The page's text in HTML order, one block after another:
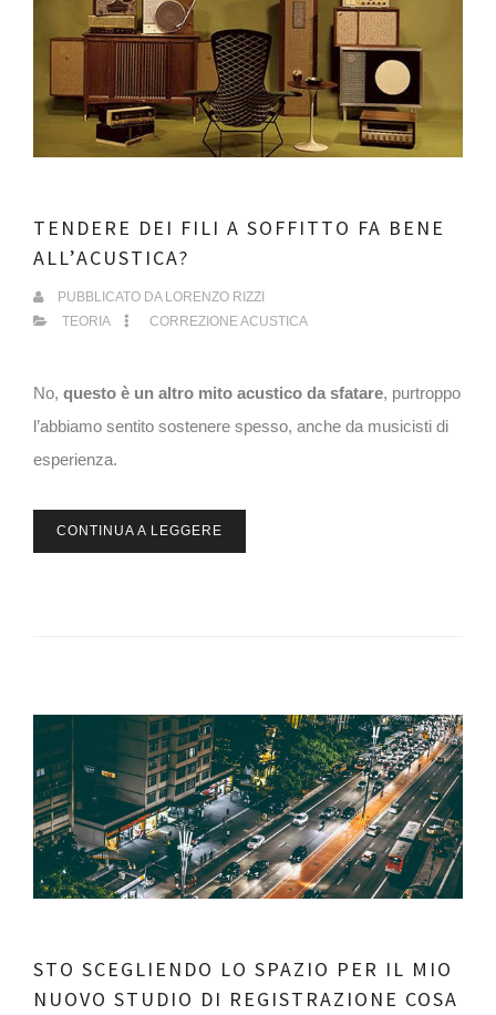
TENDERE DEI FILI A SOFFITTO FA BENE
ALL’ACUSTICA?
PUBBLICATO DA LORENZO RIZZI
TEORIA
CORREZIONE ACUSTICA
No, questo è un altro mito acustico da sfatare, purtroppo
l’abbiamo sentito sostenere spesso, anche da musicisti di
esperienza.
CONTINUA A LEGGERE
STO SCEGLIENDO LO SPAZIO PER IL MIO
NUOVO STUDIO DI REGISTRAZIONE COSA